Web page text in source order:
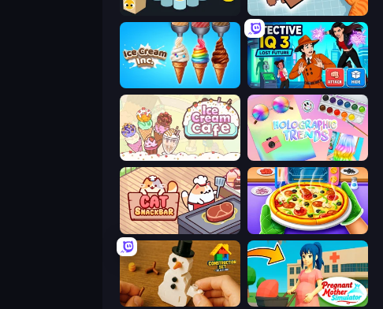
Factory Balls Go! Blockogramm
Ice Cream Inc. Detective IQ 3
Ice Cream Cafe Holographic Trends
Cat Snack Bar Pizza Maker
Construction Set - 3D Builder Pregnant Mother Simulator